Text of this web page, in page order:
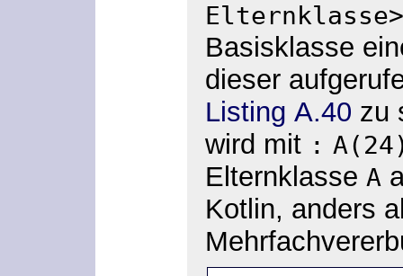
Elternklasse>
Basisklasse
dieser
Listing A.40 zu
wird mit :
Elternklasse A
Kotlin, anders